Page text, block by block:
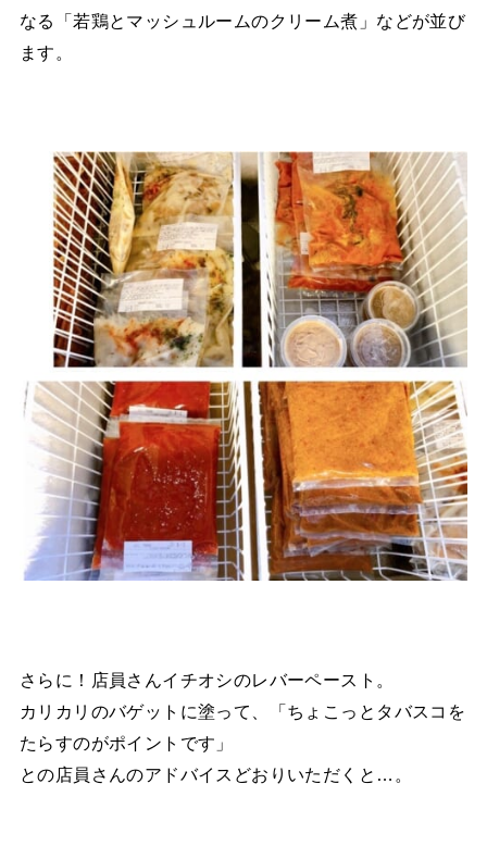
なる「若鶏とマッシュルームのクリーム煮」などが並び
ます。
さらに！店員さんイチオシのレバーペースト。
カリカリのバゲットに塗って、「ちょこっとタバスコを
たらすのがポイントです」
との店員さんのアドバイスどおりいただくと…。